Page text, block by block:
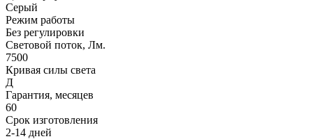
Серый
Режим работы
Без регулировки
Световой поток, Лм.
7500
Кривая силы света
Д
Гарантия, месяцев
60
Срок изготовления
2-14 дней